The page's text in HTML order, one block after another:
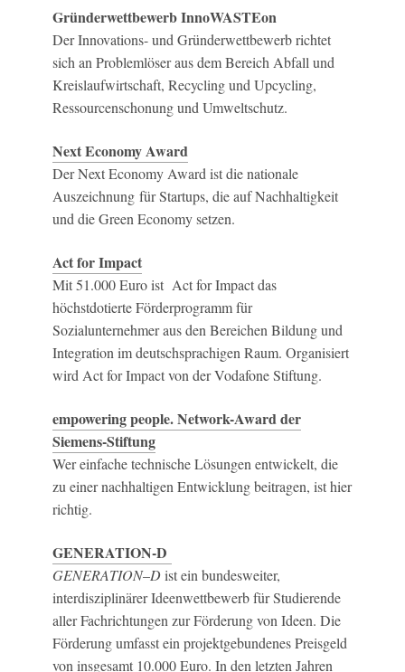
Gründerwettbewerb InnoWASTEon
Der Innovations- und Gründerwettbewerb richtet
sich an Problemlöser aus dem Bereich Abfall und
Kreislaufwirtschaft, Recycling und Upcycling,
Ressourcenschonung und Umweltschutz.
Next Economy Award
Der Next Economy Award ist die nationale
Auszeichnung für Startups, die auf Nachhaltigkeit
und die Green Economy setzen.
Act for Impact
Mit 51.000 Euro ist Act for Impact das
höchstdotierte Förderprogramm für
Sozialunternehmer aus den Bereichen Bildung und
Integration im deutschsprachigen Raum. Organisiert
wird Act for Impact von der Vodafone Stiftung.
empowering people. Network-Award der
Siemens-Stiftung
Wer einfache technische Lösungen entwickelt, die
zu einer nachhaltigen Entwicklung beitragen, ist hier
richtig.
GENERATION-D
GENERATION–Dist ein bundesweiter,
interdisziplinärer Ideenwettbewerb für Studierende
aller Fachrichtungen zur Förderung von Ideen. Die
Förderung umfasst ein projektgebundenes Preisgeld
von insgesamt 10.000 Euro. In den letzten Jahren